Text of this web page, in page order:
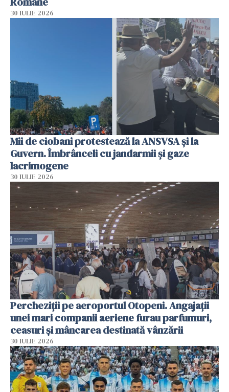
30 IULIE 2026
Mii de ciobani protestează la ANSVSA și la
Guvern. Îmbrânceli cu jandarmii și gaze
lacrimogene
30 IULIE 2026
Percheziții pe aeroportul Otopeni. Angajații
unei mari companii aeriene furau parfumuri,
ceasuri și mâncarea destinată vânzării
30 IULIE 2026